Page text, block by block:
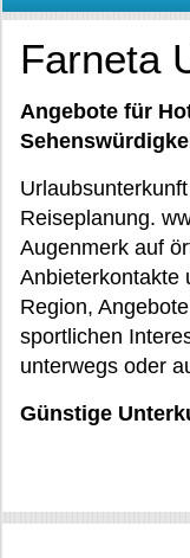
Farneta
Angebote für
Reiseplanung.
Augenmerk auf
Anbieterkontakte
Region,
sportlichen
unterwegs oder
Günstige